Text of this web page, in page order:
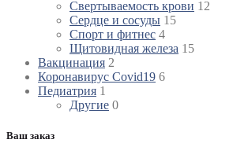
Свертываемость крови 12
Сердце и сосуды 15
Спорт и фитнес 4
Щитовидная железа 15
Вакцинация 2
Коронавирус Covid19 6
Педиатрия 1
Другие 0
Ваш заказ